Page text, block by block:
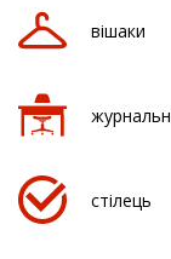
вішаки
стілець